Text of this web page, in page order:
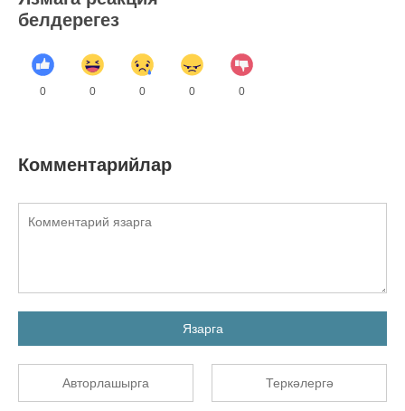
белдерегез
0 0 0 0 0
Комментарийлар
Язарга
Авторлашырга Теркәлергә